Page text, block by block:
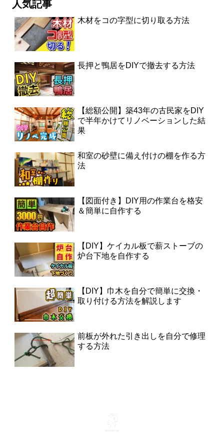
人気記事
木材をコの字型に切り取る方法
長押と鴨居をDIYで撤去する方法
【総額公開】築43年の古民家をDIY
で半年かけてリノベーションした結
果
和室の砂壁に備え付けの棚を作る方
法
【図面付き】DIY用の作業台を格安
＆簡単に自作する
【DIY】ケイカル板で薪ストーブの
炉台下地を自作する
【DIY】巾木を自分で簡単に交換・
取り付ける方法を解説します
前板が外れた引き出しを自分で修理
する方法